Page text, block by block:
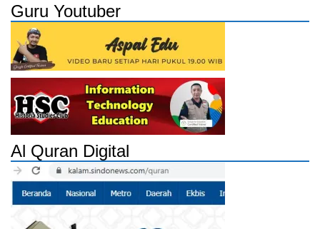
Guru Youtuber
Al Quran Digital